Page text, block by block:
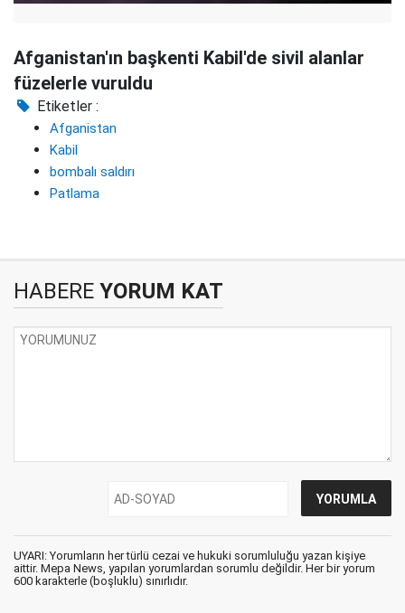
Afganistan'ın başkenti Kabil'de sivil alanlar
füzelerle vuruldu
Etiketler :
Afganistan
Kabil
bombalı saldırı
Patlama
HABERE YORUM KAT
UYARI: Yorumların her türlü cezai ve hukuki sorumluluğu yazan kişiye
aittir. Mepa News, yapılan yorumlardan sorumlu değildir. Her bir yorum
600 karakterle (boşluklu) sınırlıdır.